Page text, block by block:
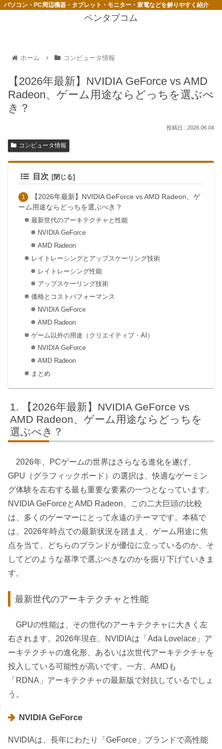
パソコン・PC周辺機器・タブレット・モニター・家電などを解りやすく紹介
ペンタブコム
ホーム コンピュータ情報
【2026年最新】NVIDIA GeForce vs AMD
Radeon、ゲーム用途ならどっちを選ぶべ
き？
2026.06.04
コンピュータ情報
目次
【2026年最新】NVIDIA GeForce vs AMD Radeon、ゲ
ーム用途ならどっちを選ぶべき？
最新世代のアーキテクチャと性能
NVIDIA GeForce
AMD Radeon
レイトレーシングとアップスケーリング技術
レイトレーシング性能
アップスケーリング技術
価格とコストパフォーマンス
NVIDIA GeForce
AMD Radeon
ゲーム以外の用途（クリエイティブ・AI）
NVIDIA GeForce
AMD Radeon
まとめ
【2026年最新】NVIDIA GeForce vs
AMD Radeon、ゲーム用途ならどっちを
選ぶべき？
2026年、PCゲームの世界はさらなる進化を遂げ、
GPU（グラフィックボード）の選択は、快適なゲーミン
グ体験を左右する最も重要な要素の一つとなっています。
NVIDIA GeForceとAMD Radeon、この二大巨頭の比較
は、多くのゲーマーにとって永遠のテーマです。本稿で
は、2026年時点での最新状況を踏まえ、ゲーム用途に焦
点を当て、どちらのブランドが優位に立っているのか、そ
してどのような基準で選ぶべきなのかを掘り下げていきま
す。
最新世代のアーキテクチャと性能
GPUの性能は、その世代のアーキテクチャに大きく左
右されます。2026年現在、NVIDIAは「Ada Lovelace」ア
ーキテクチャの進化形、あるいは次世代アーキテクチャを
投入している可能性が高いです。一方、AMDも
「RDNA」アーキテクチャの最新版で対抗しているでしょ
う。
NVIDIA GeForce
NVIDIAは、長年にわたり「GeForce」ブランドで高性能